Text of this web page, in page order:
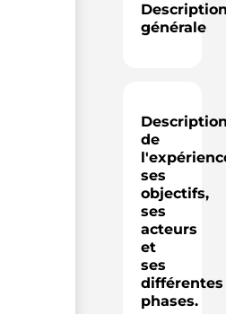
générale
de
ses
objectifs,
ses
acteurs
et
ses
différentes
phases.